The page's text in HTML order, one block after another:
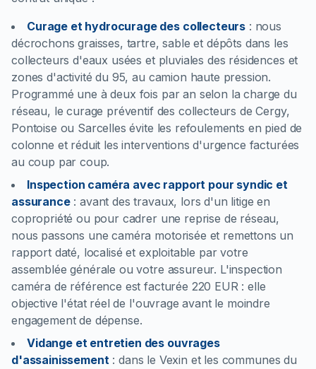
Curage et hydrocurage des collecteurs : nous
décrochons graisses, tartre, sable et dépôts dans les
collecteurs d'eaux usées et pluviales des résidences et
zones d'activité du 95, au camion haute pression.
Programmé une à deux fois par an selon la charge du
réseau, le curage préventif des collecteurs de Cergy,
Pontoise ou Sarcelles évite les refoulements en pied de
colonne et réduit les interventions d'urgence facturées
au coup par coup.
Inspection caméra avec rapport pour syndic et
assurance:avant des travaux, lors d'un litige en
copropriété ou pour cadrer une reprise de réseau,
nous passons une caméra motorisée et remettons un
rapport daté, localisé et exploitable par votre
assemblée générale ou votre assureur. L'inspection
caméra de référence est facturée 220 EUR : elle
objective l'état réel de l'ouvrage avant le moindre
engagement de dépense.
Vidange et entretien des ouvrages
d'assainissement: dans le Vexin et les communes du